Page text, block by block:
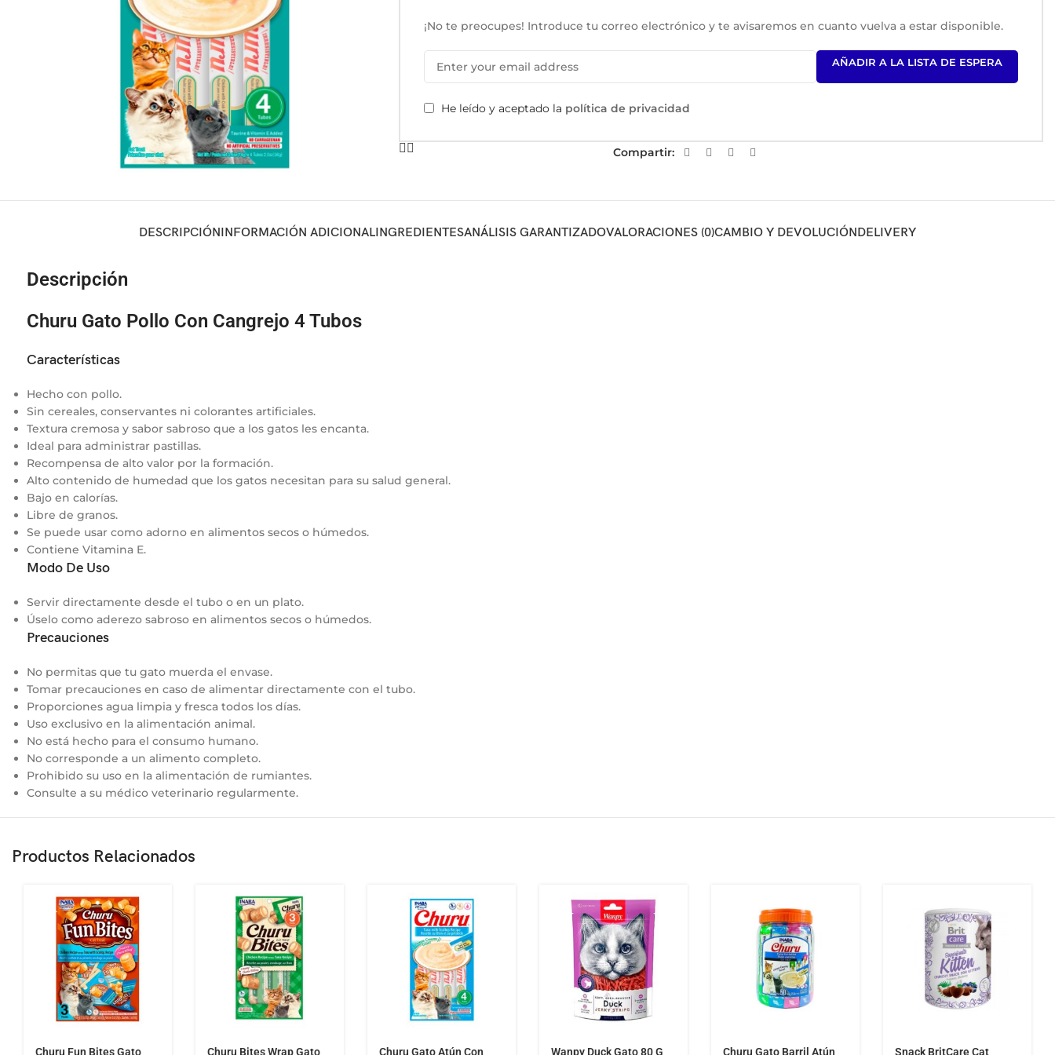
¡No te preocupes! Introduce tu correo electrónico y te avisaremos en cuanto vuelva a estar disponible.
AÑADIR A LA LISTA DE ESPERA
He leído y aceptado la política de privacidad
Compartir:
DESCRIPCIÓNINFORMACIÓN ADICIONALINGREDIENTESANÁLISIS GARANTIZADOVALORACIONES (0)CAMBIO Y DEVOLUCIÓNDELIVERY
Descripción
Churu Gato Pollo Con Cangrejo 4 Tubos
Características
Hecho con pollo.
Sin cereales, conservantes ni colorantes artificiales.
Textura cremosa y sabor sabroso que a los gatos les encanta.
Ideal para administrar pastillas.
Recompensa de alto valor por la formación.
Alto contenido de humedad que los gatos necesitan para su salud general.
Bajo en calorías.
Libre de granos.
Se puede usar como adorno en alimentos secos o húmedos.
Contiene Vitamina E.
Modo De Uso
Servir directamente desde el tubo o en un plato.
Úselo como aderezo sabroso en alimentos secos o húmedos.
Precauciones
No permitas que tu gato muerda el envase.
Tomar precauciones en caso de alimentar directamente con el tubo.
Proporciones agua limpia y fresca todos los días.
Uso exclusivo en la alimentación animal.
No está hecho para el consumo humano.
No corresponde a un alimento completo.
Prohibido su uso en la alimentación de rumiantes.
Consulte a su médico veterinario regularmente.
Productos Relacionados
Churu Fun Bites Gato Churu Bites Wrap Gato Churu Gato Atún Con Wanpy Duck Gato 80 G Churu Gato Barril Atún Snack BritCare Cat